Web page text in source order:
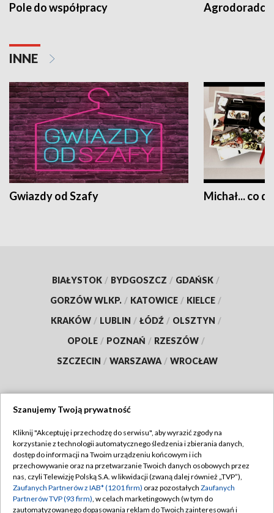
Pole do współpracy Agrodoradcy
INNE
Gwiazdy od Szafy Michał... co
BIAŁYSTOK / BYDGOSZCZ / GDAŃSK /
GORZÓW WLKP. / KATOWICE / KIELCE /
KRAKÓW / LUBLIN / ŁÓDŹ / OLSZTYN /
OPOLE / POZNAŃ / RZESZÓW /
SZCZECIN / WARSZAWA / WROCŁAW
TVP
Abonament TVP
Emisja w TVP
Centrum informacji TVP
Regulamin TVP
Polityka prywatności
Moje zgody
Szanujemy Twoją prywatność
Kliknij "Akceptuję i przechodzę do serwisu", aby wyrazić zgody na
korzystanie z technologii automatycznego śledzenia i zbierania danych,
dostęp do informacji na Twoim urządzeniu końcowym i ich
przechowywanie oraz na przetwarzanie Twoich danych osobowych przez
nas, czyli Telewizję Polską S.A. w likwidacji (zwaną dalej również „TVP”),
Zaufanych Partnerów z IAB* (1201 firm) oraz pozostałych Zaufanych
Partnerów TVP (93 firm), w celach marketingowych (w tym do
zautomatyzowanego dopasowania reklam do Twoich zainteresowań i